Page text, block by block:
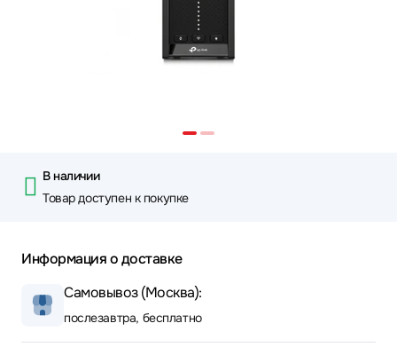
В наличии
Товар доступен к покупке
Информация о доставке
Самовывоз (Москва):
послезавтра, бесплатно